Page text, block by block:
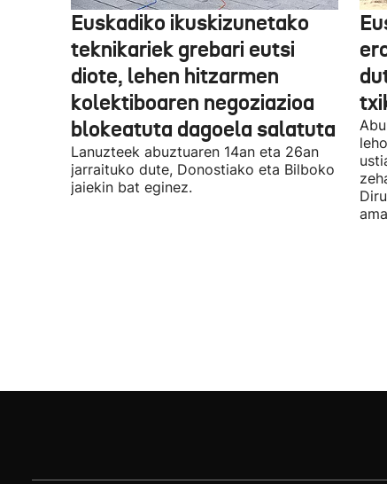
Euskadiko ikuskizunetako
teknikariek grebari eutsi
diote, lehen hitzarmen
kolektiboaren negoziazioa
blokeatuta dagoela salatuta
Lanuzteek abuztuaren 14an eta 26an
jarraituko dute, Donostiako eta Bilboko
jaiekin bat eginez.